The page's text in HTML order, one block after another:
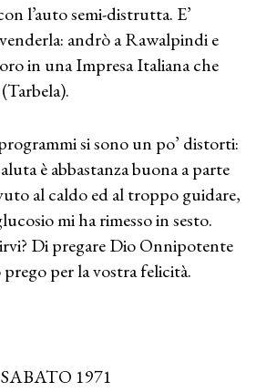
l’auto semi-distrutta. E’
andrò a Rawalpindi e
in una Impresa Italiana che
si sono un po’ distorti:
è abbastanza buona a parte
al caldo ed al troppo guidare,
mi ha rimesso in sesto.
Di pregare Dio Onnipotente
per la vostra felicità.
1971